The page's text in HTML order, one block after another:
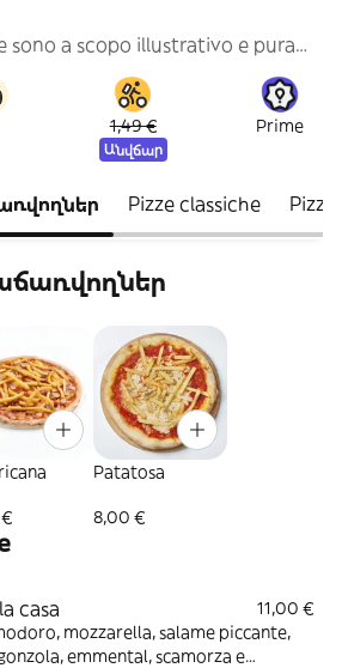
Le immagini inserite sono a scopo illustrativo e puramente indicativo
1,49 €
Անվճար
Prime
Pizze classiche
Patatosa
8,00 €
casa
11,00 €
mozzarella, salame piccante,
emmental, scamorza e